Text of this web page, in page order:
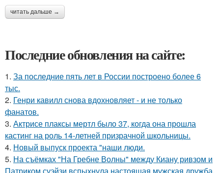
читать дальше →
Последние обновления на сайте:
1. За последние пять лет в России построено более 6
тыс.
2. Генри кавилл снова вдохновляет - и не только
фанатов.
3. Актрисе плаксы мертл было 37, когда она прошла
кастинг на роль 14-летней призрачной школьницы.
4. Новый выпуск проекта "наши люди.
5. На съёмках "На Гребне Волны" между Киану ривзом и